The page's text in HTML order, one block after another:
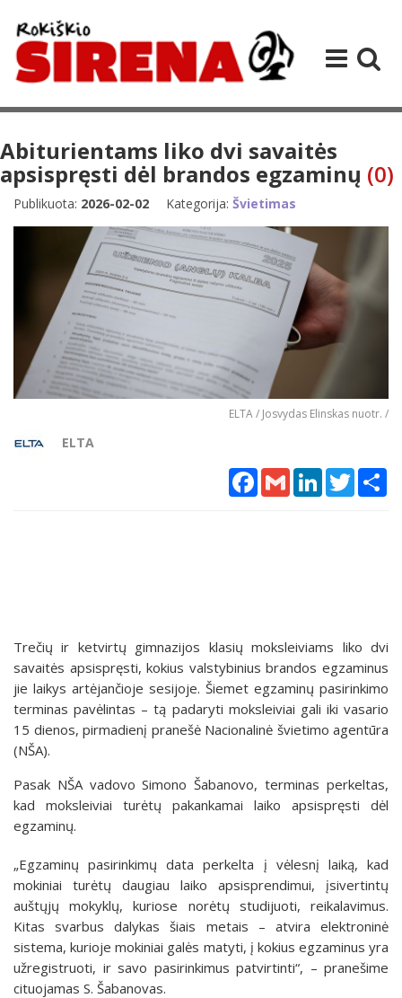
Abiturientams liko dvi savaitės
apsispręsti dėl brandos egzaminų (0)
Publikuota: 2026-02-02 Kategorija: Švietimas
ELTA / Josvydas Elinskas nuotr. /
ELTA
Facebook
Gmail LinkedInTwitter
Trečių ir ketvirtų gimnazijos klasių moksleiviams liko dvi
savaitės apsispręsti, kokius valstybinius brandos egzaminus
jie laikys artėjančioje sesijoje. Šiemet egzaminų pasirinkimo
terminas pavėlintas – tą padaryti moksleiviai gali iki vasario
15 dienos, pirmadienį pranešė Nacionalinė švietimo agentūra
(NŠA).
Pasak NŠA vadovo Simono Šabanovo, terminas perkeltas,
kad moksleiviai turėtų pakankamai laiko apsispręsti dėl
egzaminų.
„Egzaminų pasirinkimų data perkelta į vėlesnį laiką, kad
mokiniai turėtų daugiau laiko apsisprendimui, įsivertintų
auštųjų mokyklų, kuriose norėtų studijuoti, reikalavimus.
Kitas svarbus dalykas šiais metais – atvira elektroninė
sistema, kurioje mokiniai galės matyti, į kokius egzaminus yra
užregistruoti, ir savo pasirinkimus patvirtinti“, – pranešime
cituojamas S. Šabanovas.